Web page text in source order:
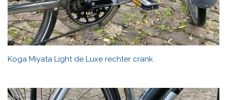
Koga Miyata Light de Luxe rechter crank